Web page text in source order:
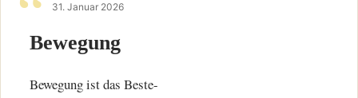
31. Januar 2026
Bewegung
Bewegung ist das Beste-